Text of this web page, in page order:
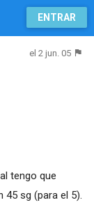
ENTRAR
el 2 jun. 05
tengo que
45 sg (para el 5).